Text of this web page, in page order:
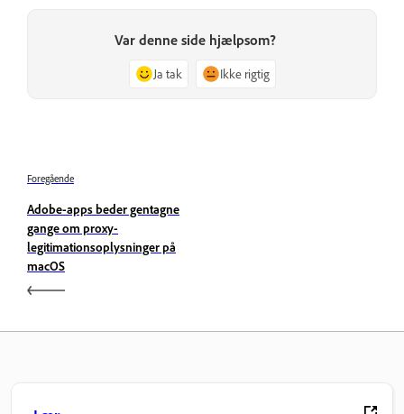
Var denne side hjælpsom?
Ja tak Ikke rigtig
Foregående
Adobe-apps beder gentagne
gange om proxy-
legitimationsoplysninger på
macOS